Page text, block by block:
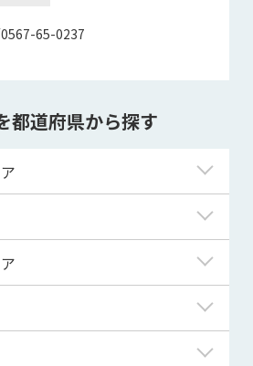
65-0237
都道府県から探す